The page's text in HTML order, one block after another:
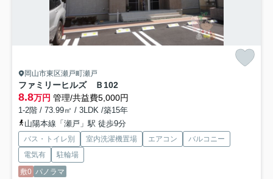
岡山市東区瀬戸町瀬戸
ファミリーヒルズ Ｂ 102
8.8万円 管理/共益費5,000円
1-2階 / 73.99㎡ / 3LDK /築15年
山陽本線「瀬戸」駅 徒歩9分
バス・トイレ別 室内洗濯機置場 エアコン
バルコニー
電気有
駐輪場
敷0 パノラマ